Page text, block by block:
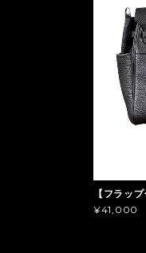
【フラッ
¥41,000